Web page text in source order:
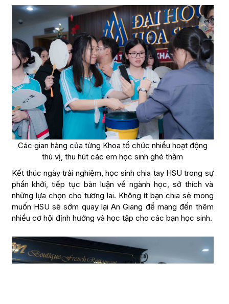
Các gian hàng của từng Khoa tổ chức nhiều hoạt động
thú vị, thu hút các em học sinh ghé thăm
Kết thúc ngày trải nghiệm, học sinh chia tay HSU trong sự
phấn khởi, tiếp tục bàn luận về ngành học, sở thích và
những lựa chọn cho tương lai. Không ít bạn chia sẻ mong
muốn HSU sẽ sớm quay lại An Giang để mang đến thêm
nhiều cơ hội định hướng và học tập cho các bạn học sinh.